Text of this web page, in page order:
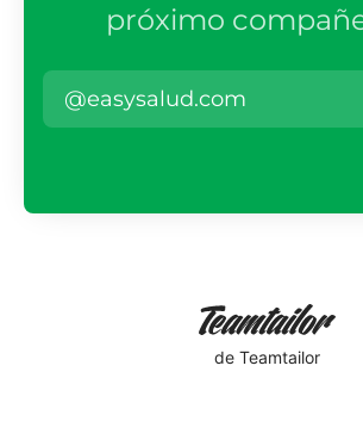
próximo
@easysalud.com
de Teamtailor